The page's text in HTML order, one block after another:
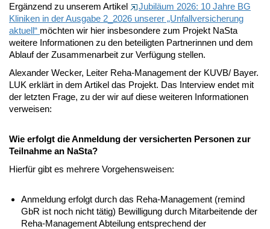
Ergänzend zu unserem Artikel
Jubiläum 2026: 10 Jahre BG
Kliniken in der Ausgabe 2_2026 unserer „Unfallversicherung
aktuell“ möchten wir hier insbesondere zum Projekt NaSta
weitere Informationen zu den beteiligten Partnerinnen und dem
Ablauf der Zusammenarbeit zur Verfügung stellen.
Alexander Wecker, Leiter Reha-Management der KUVB/ Bayer.
LUK erklärt in dem Artikel das Projekt. Das Interview endet mit
der letzten Frage, zu der wir auf diese weiteren Informationen
verweisen:
Wie erfolgt die Anmeldung der versicherten Personen zur
Teilnahme an NaSta?
Hierfür gibt es mehrere Vorgehensweisen:
Anmeldung erfolgt durch das Reha-Management (remind
GbR ist noch nicht tätig) Bewilligung durch Mitarbeitende der
Reha-Management Abteilung entsprechend der